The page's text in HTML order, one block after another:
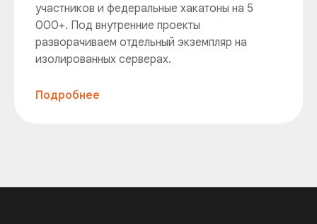
участников и федеральные хакатоны на 5
000+. Под внутренние проекты
разворачиваем отдельный экземпляр на
изолированных серверах.
Подробнее